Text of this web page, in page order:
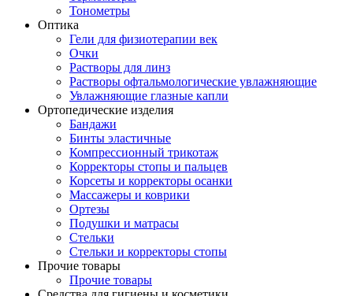
Тонометры
Оптика
Гели для физиотерапии век
Очки
Растворы для линз
Растворы офтальмологические увлажняющие
Увлажняющие глазные капли
Ортопедические изделия
Бандажи
Бинты эластичные
Компрессионный трикотаж
Корректоры стопы и пальцев
Корсеты и корректоры осанки
Массажеры и коврики
Ортезы
Подушки и матрасы
Стельки
Стельки и корректоры стопы
Прочие товары
Прочие товары